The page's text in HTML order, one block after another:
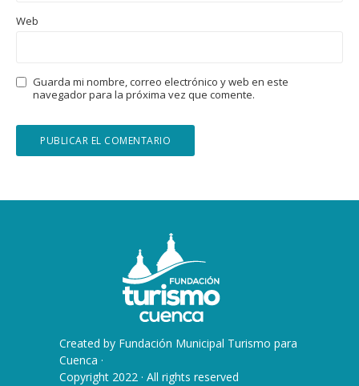
Web
Guarda mi nombre, correo electrónico y web en este
navegador para la próxima vez que comente.
Created by Fundación Municipal Turismo para
Cuenca ·
Copyright 2022 · All rights reserved